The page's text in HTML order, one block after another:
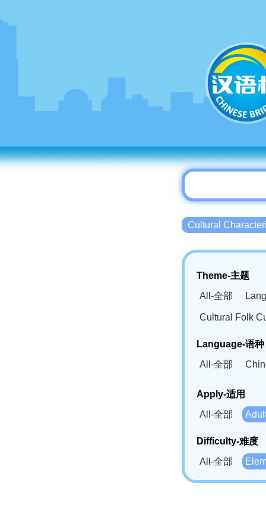
Cultural
Theme-主题
All-全部
Cultural Folk
Language-语种
All-全部
Bahasa
Swahili(SW)-
Apply-适用
All-全部
Difficulty-难度
All-全部